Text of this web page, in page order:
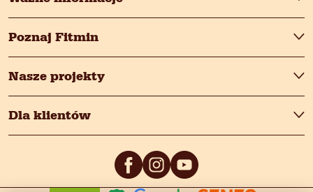
Poznaj Fitmin
Nasze projekty
Dla klientów